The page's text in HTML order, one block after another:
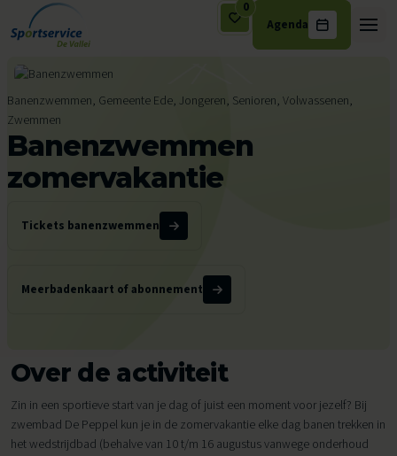
Ga naar de inhoud
0
Agenda
Banenzwemmen, Gemeente Ede, Jongeren, Senioren, Volwassenen,
Zwemmen
Banenzwemmen
zomervakantie
Tickets banenzwemmen
Meerbadenkaart of abonnement
Over de activiteit
Zin in een sportieve start van je dag of juist een moment voor jezelf? Bij
zwembad De Peppel kun je in de zomervakantie elke dag banen trekken in
het wedstrijdbad (behalve van 10 t/m 16 augustus vanwege onderhoud